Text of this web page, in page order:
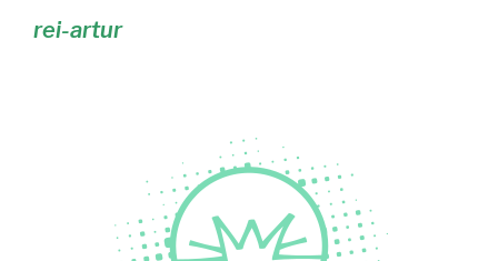
rei-artur